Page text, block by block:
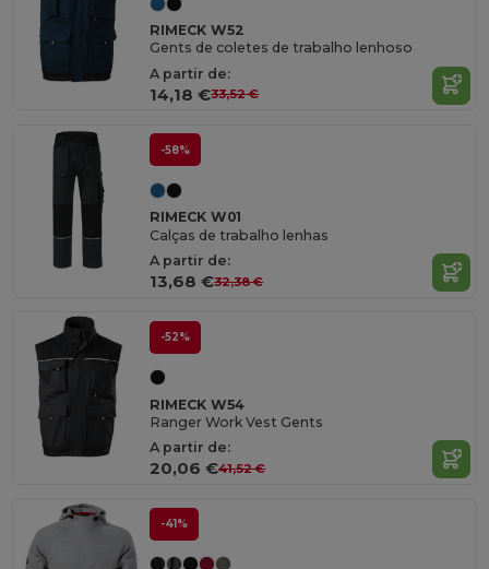
RIMECK W52
Gents de coletes de trabalho lenhoso
A partir de:
14,18 €33,52 €
-58%
RIMECK W01
Calças de trabalho lenhas
A partir de:
13,68 €32,38 €
-52%
RIMECK W54
Ranger Work Vest Gents
A partir de:
20,06 €41,52 €
-41%